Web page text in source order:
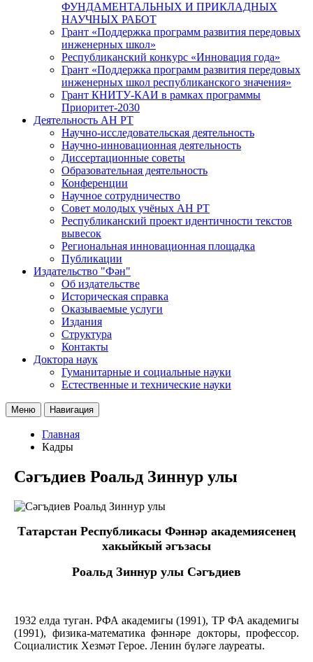
ФУНДАМЕНТАЛЬНЫХ И ПРИКЛАДНЫХ
НАУЧНЫХ РАБОТ
Грант «Поддержка программ развития передовых
инженерных школ»
Республиканский конкурс «Инновация года»
Грант «Поддержка программ развития передовых
инженерных школ республиканского значения»
Грант КНИТУ-КАИ в рамках программы
Приоритет-2030
Деятельность АН РТ
Научно-исследовательская деятельность
Научно-инновационная деятельность
Диссертационные советы
Образовательная деятельность
Конференции
Научное сотрудничество
Совет молодых учёных АН РТ
Республиканский проект идентичности текстов
вывесок
Региональная инновационная площадка
Публикации
Издательство "Фән"
Об издательстве
Историческая справка
Оказываемые услуги
Издания
Структура
Контакты
Доктора наук
Гуманитарные и социальные науки
Естественные и технические науки
Меню Навигация
Главная
Кадры
Сәгъдиев Роальд Зиннур улы
Татарстан Республикасы Фәннәр академиясенең
хакыйкый әгъзасы
Роальд Зиннур улы Сәгъдиев
1932 елда туган. РФА академигы (1991), ТР ФА академигы
(1991), физика-математика фәннәре докторы, профессор.
Социалистик Хезмәт Герое. Ленин бүләге лауреаты.